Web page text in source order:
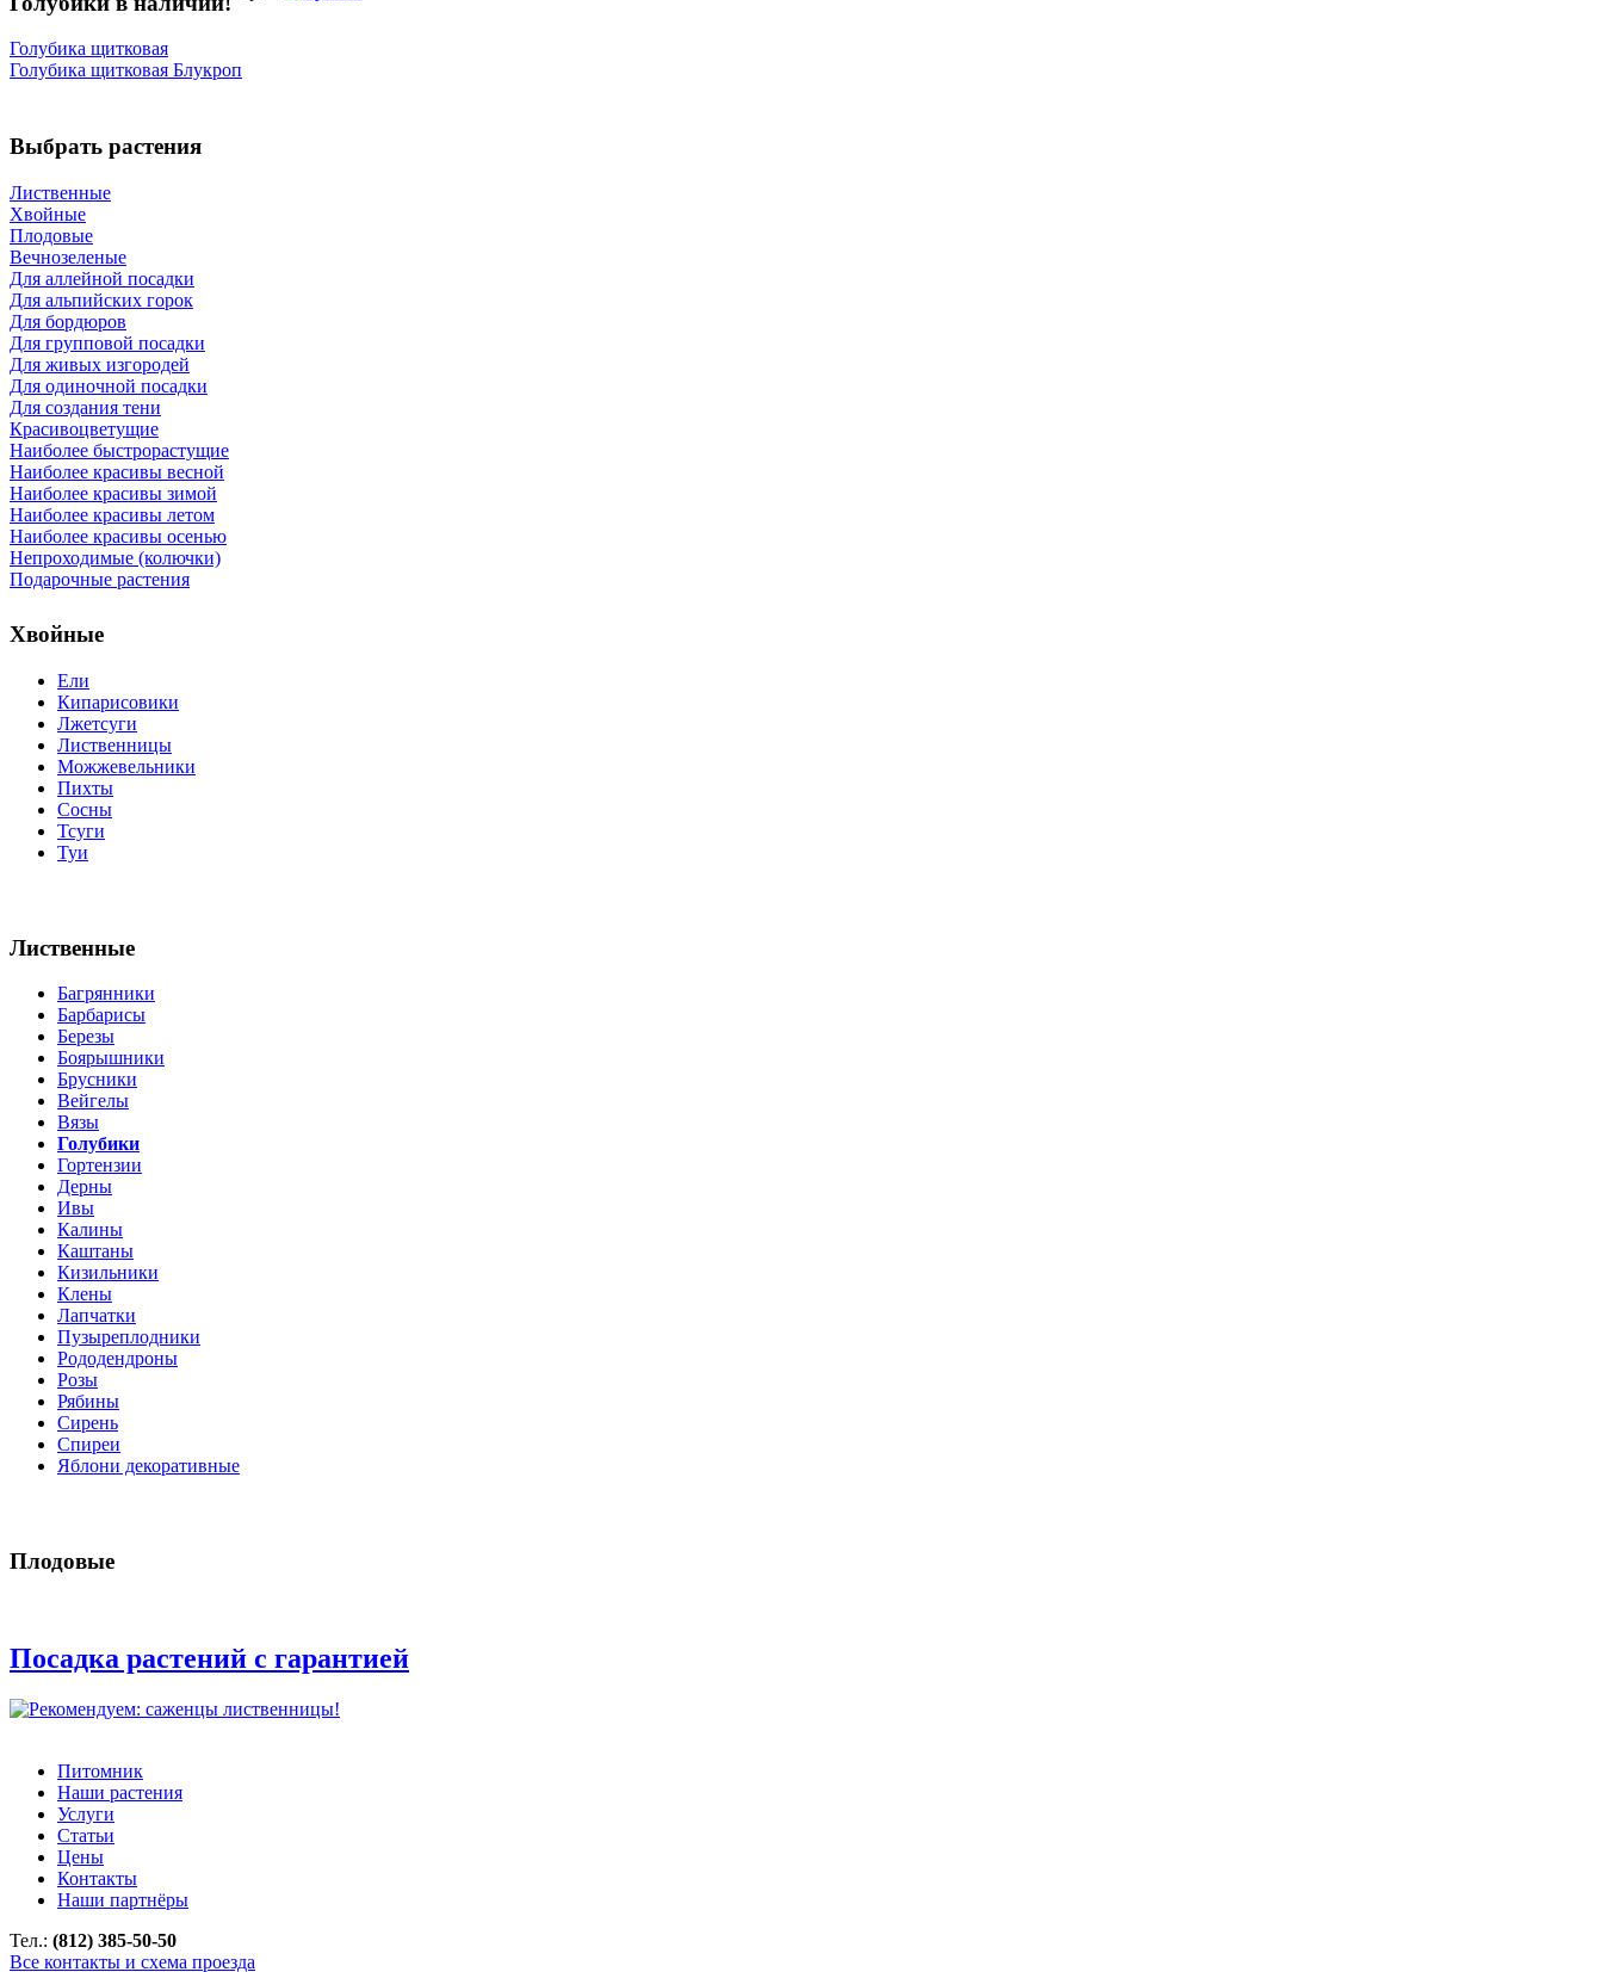
Голубика щитковая
Голубика щитковая Блукроп
Выбрать растения
Лиственные
Хвойные
Плодовые
Вечнозеленые
Для аллейной посадки
Для альпийских горок
Для бордюров
Для групповой посадки
Для живых изгородей
Для одиночной посадки
Для создания тени
Красивоцветущие
Наиболее быстрорастущие
Наиболее красивы весной
Наиболее красивы зимой
Наиболее красивы летом
Наиболее красивы осенью
Непроходимые (колючки)
Подарочные растения
Хвойные
Ели
Кипарисовики
Лжетсуги
Лиственницы
Можжевельники
Пихты
Сосны
Тсуги
Туи
Лиственные
Багрянники
Барбарисы
Березы
Боярышники
Брусники
Вейгелы
Вязы
Голубики
Гортензии
Дерны
Ивы
Калины
Каштаны
Кизильники
Клены
Лапчатки
Пузыреплодники
Рододендроны
Розы
Рябины
Сирень
Спиреи
Яблони декоративные
Плодовые
Посадка растений с гарантией
Питомник
Наши растения
Услуги
Статьи
Цены
Контакты
Наши партнёры
Тел.: (812) 385-50-50
Все контакты и схема проезда